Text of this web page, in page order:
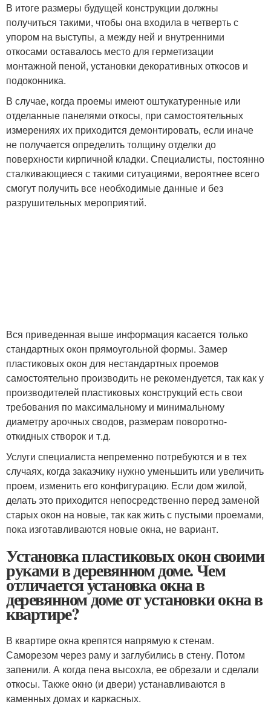
В итоге размеры будущей конструкции должны
получиться такими, чтобы она входила в четверть с
упором на выступы, а между ней и внутренними
откосами оставалось место для герметизации
монтажной пеной, установки декоративных откосов и
подоконника.
В случае, когда проемы имеют оштукатуренные или
отделанные панелями откосы, при самостоятельных
измерениях их приходится демонтировать, если иначе
не получается определить толщину отделки до
поверхности кирпичной кладки. Специалисты, постоянно
сталкивающиеся с такими ситуациями, вероятнее всего
смогут получить все необходимые данные и без
разрушительных мероприятий.
Вся приведенная выше информация касается только
стандартных окон прямоугольной формы. Замер
пластиковых окон для нестандартных проемов
самостоятельно производить не рекомендуется, так как у
производителей пластиковых конструкций есть свои
требования по максимальному и минимальному
диаметру арочных сводов, размерам поворотно-
откидных створок и т.д.
Услуги специалиста непременно потребуются и в тех
случаях, когда заказчику нужно уменьшить или увеличить
проем, изменить его конфигурацию. Если дом жилой,
делать это приходится непосредственно перед заменой
старых окон на новые, так как жить с пустыми проемами,
пока изготавливаются новые окна, не вариант.
Установка пластиковых окон своими
руками в деревянном доме. Чем
отличается установка окна в
деревянном доме от установки окна в
квартире?
В квартире окна крепятся напрямую к стенам.
Саморезом через раму и заглубились в стену. Потом
запенили. А когда пена высохла, ее обрезали и сделали
откосы. Также окно (и двери) устанавливаются в
каменных домах и каркасных.